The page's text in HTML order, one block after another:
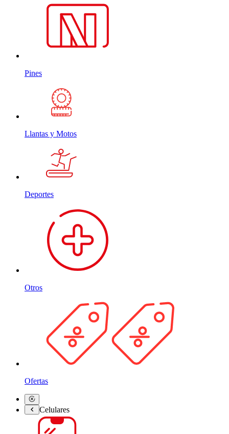
Pines
Llantas y Motos
Deportes
Otros
Ofertas
Celulares